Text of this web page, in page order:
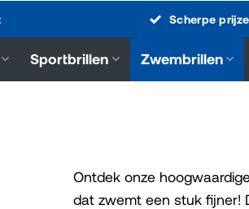
Scherpe
Sportbrillen Zwembrillen
Ontdek onze
dat zwemt een stuk fijner!